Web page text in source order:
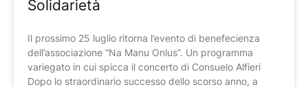
Solidarietà
Il prossimo 25 luglio ritorna l’evento di benefecienza
dell’associazione “Na Manu Onlus”. Un programma
variegato in cui spicca il concerto di Consuelo Alfieri
Dopo lo straordinario successo dello scorso anno, a